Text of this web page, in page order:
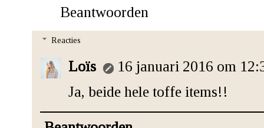
Beantwoorden
Reacties
Loïs
16 januari 2016 om
Ja, beide hele toffe items!!